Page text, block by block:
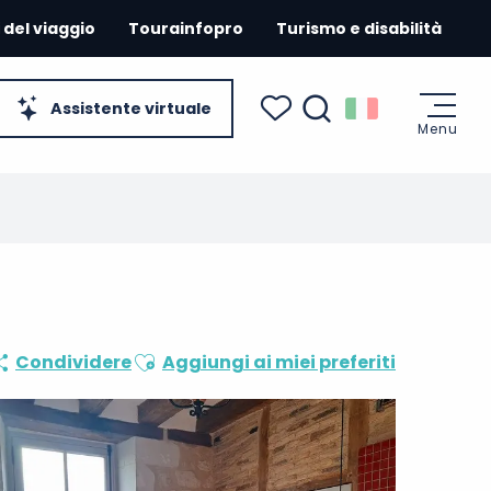
Assistente virtuale
viaggio Tourainfopro Turismo e disabilità
Menu
CondividereAjouter aux favoris
Aggiungi ai miei preferiti